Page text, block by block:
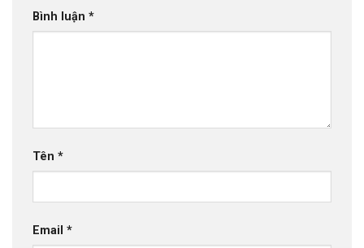
Bình luận *
Tên *
Email *